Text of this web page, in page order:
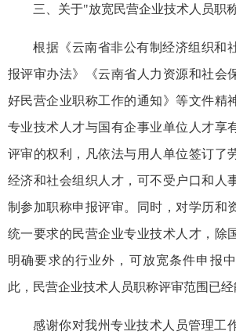
三、关于"放宽民营企业技术人员职
根据《云南省非公有制经济组织和
报评审办法》《云南省人力资源和社会
好民营企业职称工作的通知》等文件精
专业技术人才与国有企事业单位人才享
评审的权利，凡依法与用人单位签订了
经济和社会组织人才，可不受户口和人
制参加职称申报评审。同时，对学历和
统一要求的民营企业专业技术人才，除
明确要求的行业外，可放宽条件申报
此，民营企业技术人员职称评审范围 已
感谢你对我州专业技术人员管理工